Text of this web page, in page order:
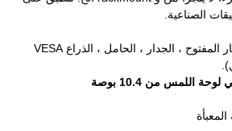
الصناعية.
6. طقم التثبيت يدعم الإطار المفتوح ، الجدار ، الحامل ، الذراع VESA
اللمس من 10.4 بوصة